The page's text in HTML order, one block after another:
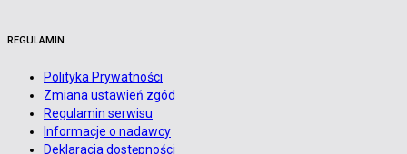
REGULAMIN
Polityka Prywatności
Zmiana ustawień zgód
Regulamin serwisu
Informacje o nadawcy
Deklaracja dostępności